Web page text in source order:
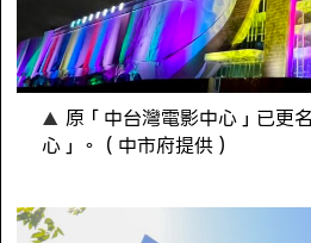
原「中台灣電影中心」已更
心」。（中市府提供）